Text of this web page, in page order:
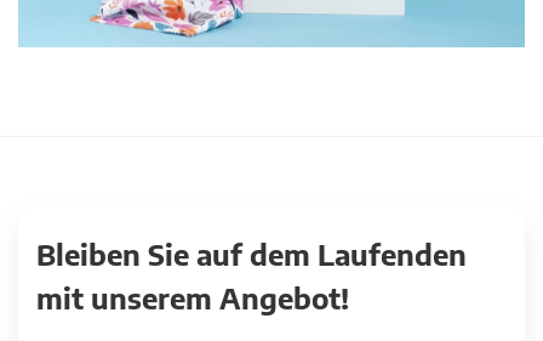
Bleiben Sie auf dem Laufenden
mit unserem Angebot!